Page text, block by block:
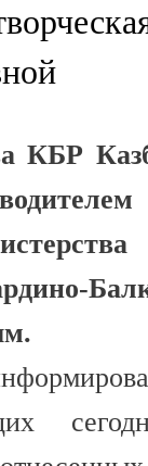
КБР